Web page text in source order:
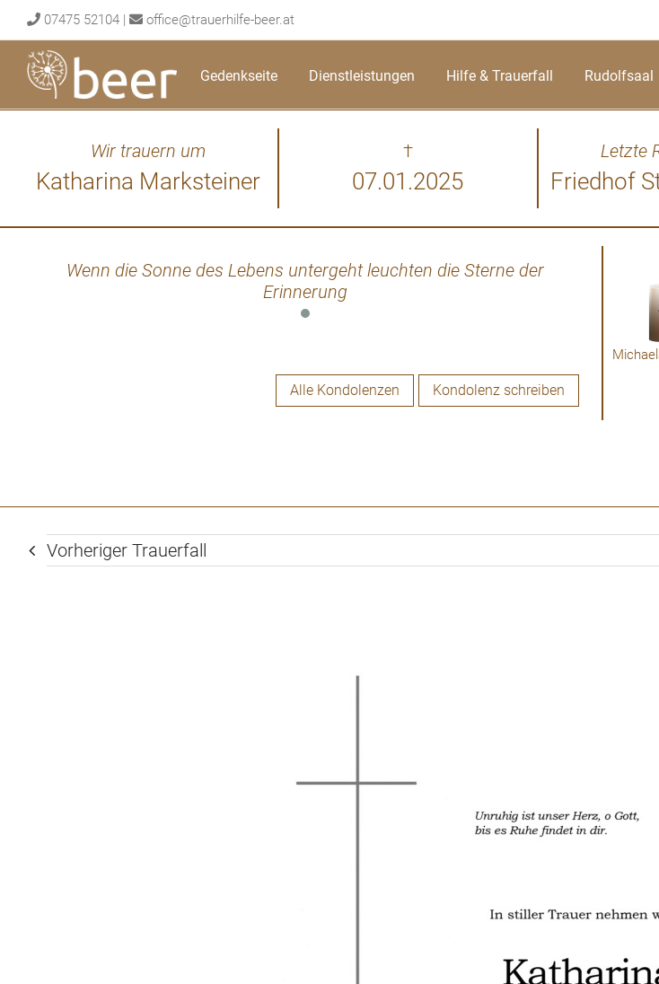
to
content
07475 52104 | office@trauerhilfe-beer.at
Gedenkseite Dienstleistungen Hilfe & Trauerfall Rudolfsaal
Wir trauern um
Katharina Marksteiner
†
07.01.2025
Letzte
Friedhof
Wenn die Sonne des Lebens untergeht leuchten die Sterne der
Erinnerung
Alle Kondolenzen Kondolenz schreiben
Vorheriger Trauerfall